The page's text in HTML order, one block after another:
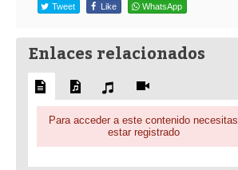
Tweet Like WhatsApp
Enlaces relacionados
Para acceder a este contenido necesitas
estar registrado